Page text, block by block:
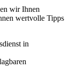
wir Ihnen
wertvolle Tipps
in